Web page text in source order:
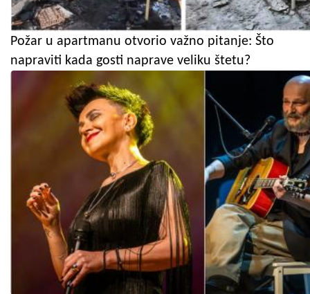
Požar u apartmanu otvorio važno pitanje: Što
napraviti kada gosti naprave veliku štetu?